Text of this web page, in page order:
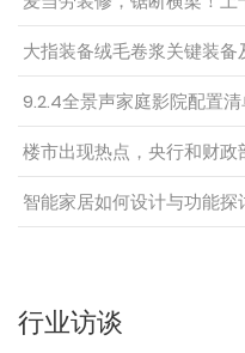
大指装备绒毛卷浆关键装备
9.2.4全景声家庭影院配置
楼市出现热点，央行和财政
智能家居如何设计与功能探
行业访谈